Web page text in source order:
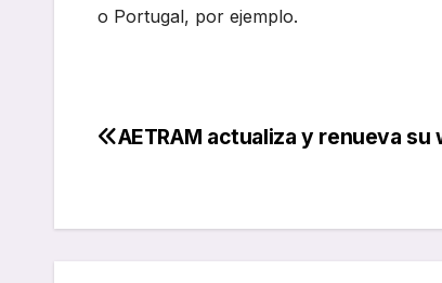
o Portugal, por ejemplo.
Navegación
entradas
AETRAM actualiza y renueva su